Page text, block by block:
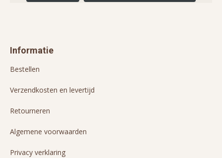
Informatie
Bestellen
Verzendkosten en levertijd
Retourneren
Algemene voorwaarden
Privacy verklaring